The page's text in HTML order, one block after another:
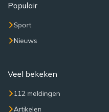
Populair
Sport
Nieuws
Veel bekeken
112 meldingen
Artikelen